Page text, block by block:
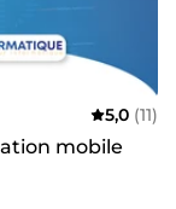
5,0 (11)
mobile